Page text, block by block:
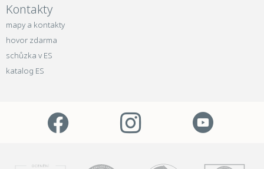
Kontakty
mapy a kontakty
hovor zdarma
schůzka v ES
katalog ES